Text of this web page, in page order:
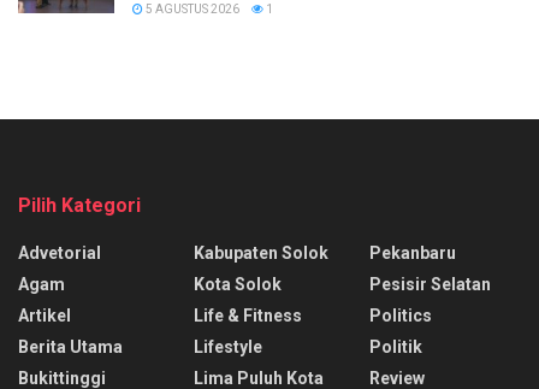
5 AGUSTUS 2026 1
Pilih Kategori
Advetorial
Agam
Artikel
Berita Utama
Bukittinggi
Kabupaten Solok
Kota Solok
Life & Fitness
Lifestyle
Lima Puluh Kota
Pekanbaru
Pesisir Selatan
Politics
Politik
Review